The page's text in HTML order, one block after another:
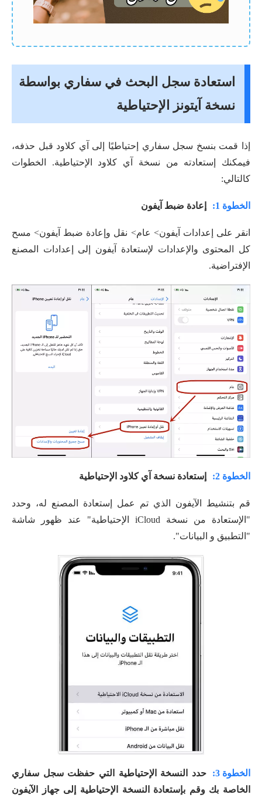
استعادة سجل البحث في سفاري بواسطة
نسخة آیتونز الإحتياطية
إذا قمت بنسخ سجل سفاري إحتياطيًا إلى آي كلاود قبل حذفه،
فيمكنك إستعادته من نسخة آي كلاود الإحتياطية. الخطوات
كالتالي:
الخطوة 1: إعادة ضبط آيفون
انقر على إعدادات آيفون> عام> نقل وإعادة ضبط آيفون> مسح
كل المحتوى والإعدادات لإستعادة آيفون إلى إعدادات المصنع
الإفتراضية.
الخطوة 2: إستعادة نسخة آي كلاود الإحتياطية
قم بتنشيط الآيفون الذي تم عمل إستعادة المصنع له، وحدد
"الإستعادة من نسخة iCloud الإحتياطية" عند ظهور شاشة
"التطبيق و البيانات".
الخطوة 3:
حدد النسخة الإحتياطية التي حفظت سجل سفاري
الخاصة بك وقم بإستعادة النسخة الإحتياطية إلى جهاز الآيفون